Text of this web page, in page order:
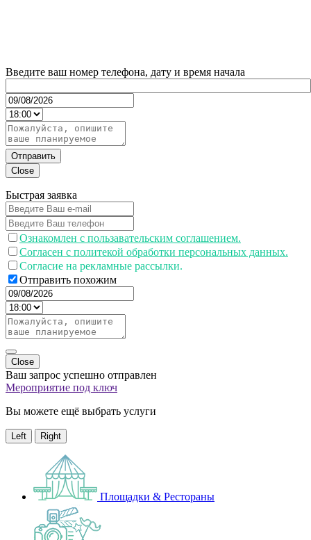
Введите ваш номер телефона, дату и время начала
Отправить
Close
Быстрая заявка
Ознакомлен с пользавательским соглашением.
Согласен с политекой обработки персональных данных.
Согласие на рекламные рассылки.
Отправить похожим
Close
Ваш запрос успешно отправлен
Мероприятие под ключ
Вы можете ещё выбрать услуги
Left Right
Площадки & Рестораны